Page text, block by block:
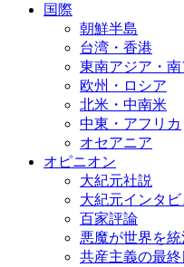
国際
朝鮮半島
台湾・香港
東南アジア・南
欧州・ロシア
北米・中南米
中東・アフリカ
オセアニア
オピニオン
大紀元社説
大紀元インタビ
百家評論
悪魔が世界を
共産主義の最終